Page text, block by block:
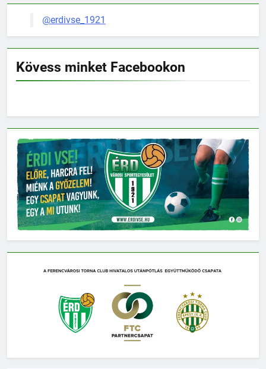
@erdivse_1921
Kövess minket Facebookon